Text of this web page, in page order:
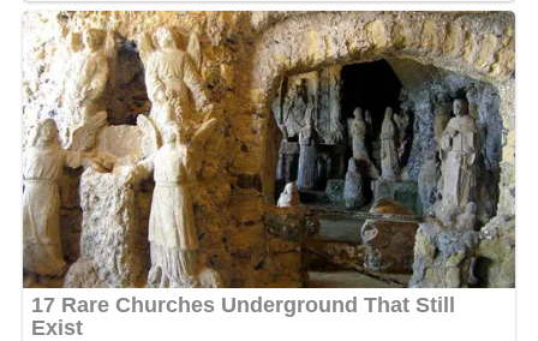
MOTS-CLÉS : UNE